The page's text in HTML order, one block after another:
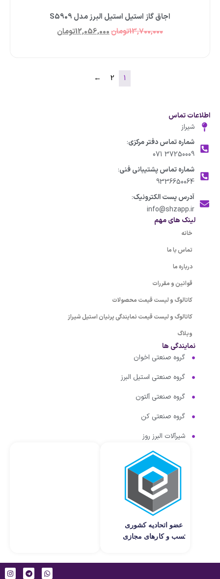
اجاق گاز استیل استیل البرز مدل S5909
13,700,000تومان12,056,000تومان
1
2
←
اطلاعات تماس
شیراز
شماره تماس دفتر مرکزی:
37250009 071
شماره تماس پشتیبانی فنی:
9336650064
آدرس پست الکترونیک:
info@shzapp.ir
لینک های مهم
خانه
تماس با ما
درباره ما
قوانین و مقررات
کاتالوگ و لیست قیمت محصولات
کاتالوگ و لیست قیمت نمایندگی پرنیان استیل شیراز
وبلاگ
نمایندگی ها
گروه صنعتی اخوان
گروه صنعتی استیل البرز
گروه صنعتی آلتون
گروه صنعتی کن
شیرآلات البرز روز